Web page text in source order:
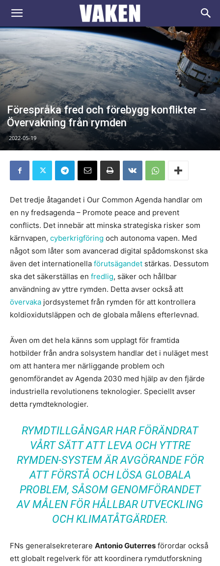
VAKEN.se
Förespråka fred och förebygg konflikter –
Övervakning från rymden
2022-05-19
Det tredje åtagandet i Our Common Agenda handlar om
en ny fredsagenda – Promote peace and prevent
conflicts. Det innebär att minska strategiska risker som
kärnvapen, cyberkrigföring och autonoma vapen. Med
något som låter som avancerad digital spådomskonst ska
även det internationella förutsägandet stärkas. Dessutom
ska det säkerställas en fredlig, säker och hållbar
användning av yttre rymden. Detta avser också att
övervaka jordsystemet från rymden för att kontrollera
koldioxidutsläppen och de globala målens efterlevnad.
Även om det hela känns som upplagt för framtida
hotbilder från andra solsystem handlar det i nuläget mest
om att hantera mer närliggande problem och
genomförandet av Agenda 2030 med hjälp av den fjärde
industriella revolutionens teknologier. Speciellt avser
detta rymdteknologier.
RYMDTILLGÅNGAR HAR FÖRÄNDRAT
VÅRT SÄTT ATT LEVA OCH YTTRE
RYMDEN-SYSTEM ÄR AVGÖRANDE FÖR
ATT FÖRSTÅ OCH LÖSA GLOBALA
PROBLEM, SÅSOM GENOMFÖRANDET
AV MÅLEN FÖR HÅLLBAR UTVECKLING
OCH KLIMATÅTGÄRDER.
FNs generalsekreterare Antonio Guterres förordar också
ett globalt regelverk för att koordinera rymdutforskning